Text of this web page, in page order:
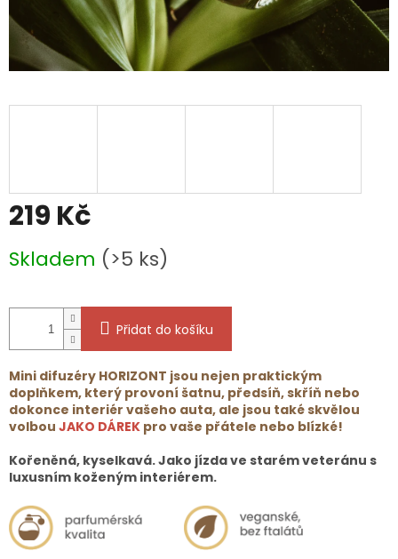
219 Kč
cena:
Skladem (>5 ks)
Přidat do košíku
Mini difuzéry HORIZONT jsou nejen praktickým
doplňkem, který provoní šatnu, předsíň, skříň nebo
dokonce interiér vašeho auta, ale jsou také skvělou
volbou JAKO DÁREK pro vaše přátele nebo blízké!
Kořeněná, kyselkavá. Jako jízda ve starém veteránu s
luxusním koženým interiérem.